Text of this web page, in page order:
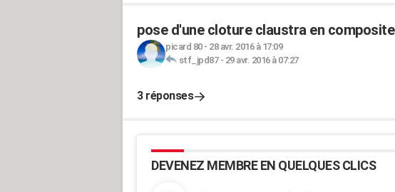
pose d'une cloture claustra en composite
picard 80- 28 avr. 2016 à 17:09
stf_jpd87- 29 avr. 2016 à 07:27
3 réponses
DEVENEZ MEMBRE EN QUELQUES CLICS